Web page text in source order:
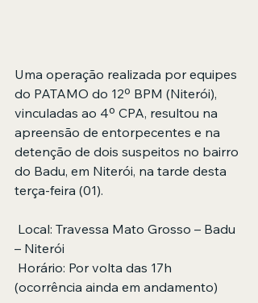
Uma operação realizada por equipes
do PATAMO do 12º BPM (Niterói),
vinculadas ao 4º CPA, resultou na
apreensão de entorpecentes e na
detenção de dois suspeitos no bairro
do Badu, em Niterói, na tarde desta
terça-feira (01).
– Niterói
(ocorrência ainda em andamento)